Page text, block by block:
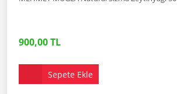
900,00 TL
Sepete Ekle